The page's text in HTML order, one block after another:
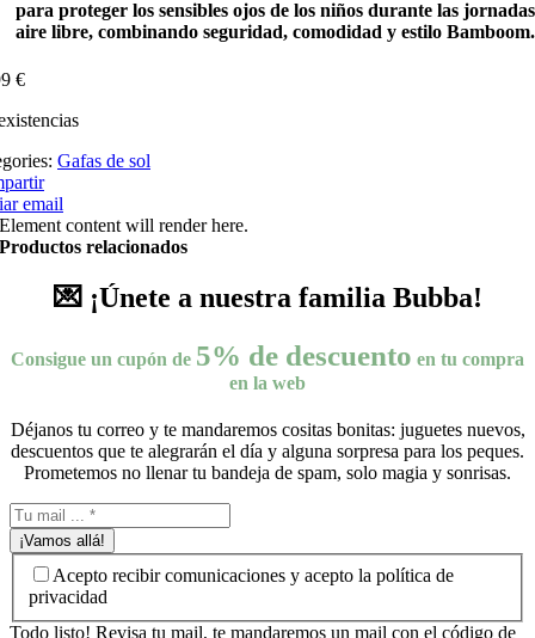
para proteger los sensibles ojos de los niños durante las
aire libre, combinando seguridad, comodidad y estilo Bamboom.
€
Gafas de sol
email
Element content will render here.
Productos relacionados
💌 ¡Únete a nuestra familia Bubba!
Consigue un cupón de 5% de descuento en tu compra
en la web
Déjanos tu correo y te mandaremos cositas bonitas: juguetes nuevos,
descuentos que te alegrarán el día y alguna sorpresa para los peques.
Prometemos no llenar tu bandeja de spam, solo magia y sonrisas.
¡Vamos allá!
Acepto recibir comunicaciones y acepto la política de
privacidad
Todo listo! Revisa tu mail, te mandaremos un mail con el código de